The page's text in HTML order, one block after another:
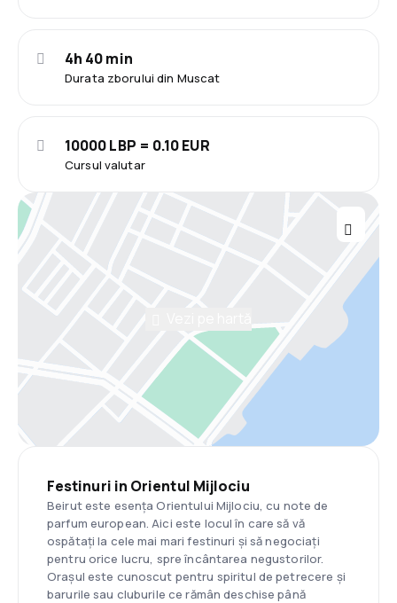
Durata zborului din Muscat
4h 40 min
Cursul valutar
10000 LBP = 0.10 EUR
Festinuri in Orientul Mijlociu
Beirut este esența Orientului Mijlociu, cu note de
parfum european. Aici este locul în care să vă
ospătați la cele mai mari festinuri și să negociați
pentru orice lucru, spre încântarea negustorilor.
Orașul este cunoscut pentru spiritul de petrecere și
barurile sau cluburile ce rămân deschise până